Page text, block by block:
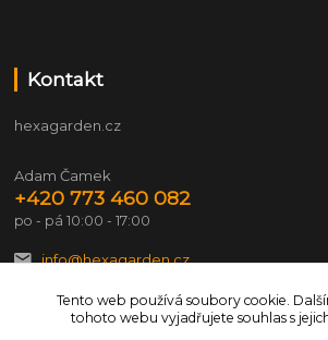
Kontakt
hexagarden.cz
Adam Čamek
+420 773 460 082
po - pá 10:00 - 17:00
info@hexagarden.cz
Tento web používá soubory cookie.
tohoto webu vyjadřujete souhlas s